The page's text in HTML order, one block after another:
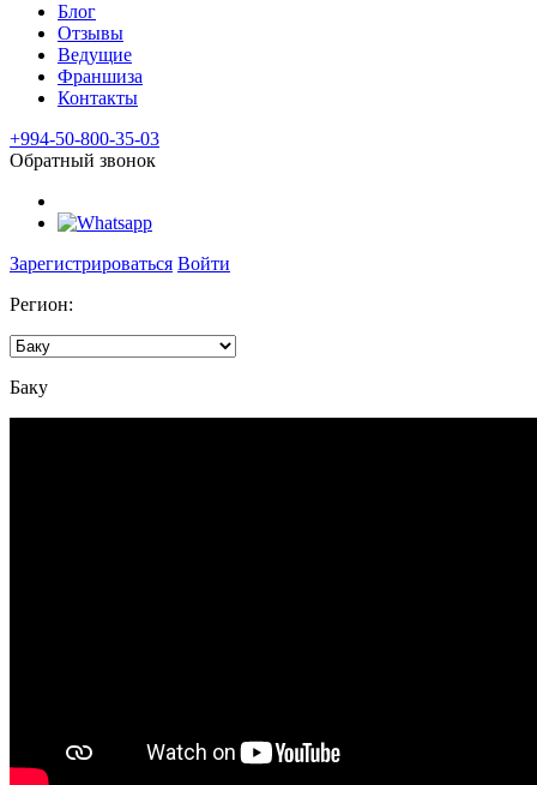
Блог
Отзывы
Ведущие
Франшиза
Контакты
+994-50-800-35-03
Обратный звонок
Зарегистрироваться Войти
Регион:
Баку